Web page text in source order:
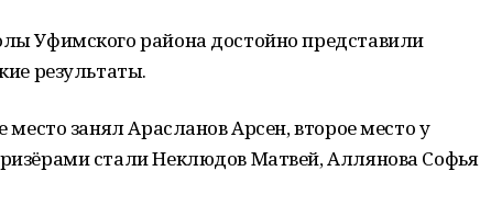
Уфимского района достойно представили
результаты.
место занял Арасланов Арсен, второе место у
стали Неклюдов Матвей, Аллянова Софья